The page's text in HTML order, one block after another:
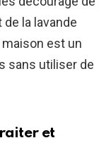
de la lavande
est un
sans utiliser de
et